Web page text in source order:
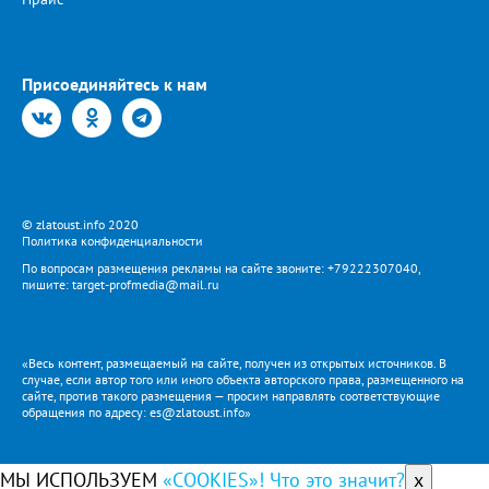
Присоединяйтесь к нам
© zlatoust.info 2020
Политика конфиденциальности
По вопросам размещения рекламы на сайте звоните: +79222307040,
пишите: target-profmedia@mail.ru
«Весь контент, размещаемый на сайте, получен из открытых источников. В
случае, если автор того или иного объекта авторского права, размещенного на
сайте, против такого размещения — просим направлять соответствующие
обращения по адресу: es@zlatoust.info»
МЫ ИСПОЛЬЗУЕМ «COOKIES»! Что это значит? x